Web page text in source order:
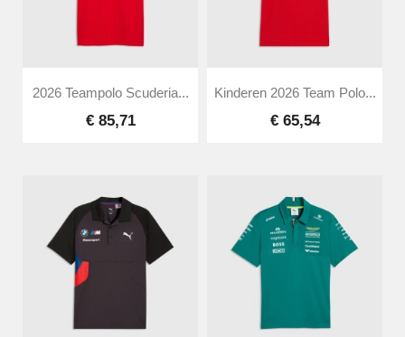
2026 Teampolo Scuderia...
€ 85,71
Kinderen 2026 Team Polo...
€ 65,54